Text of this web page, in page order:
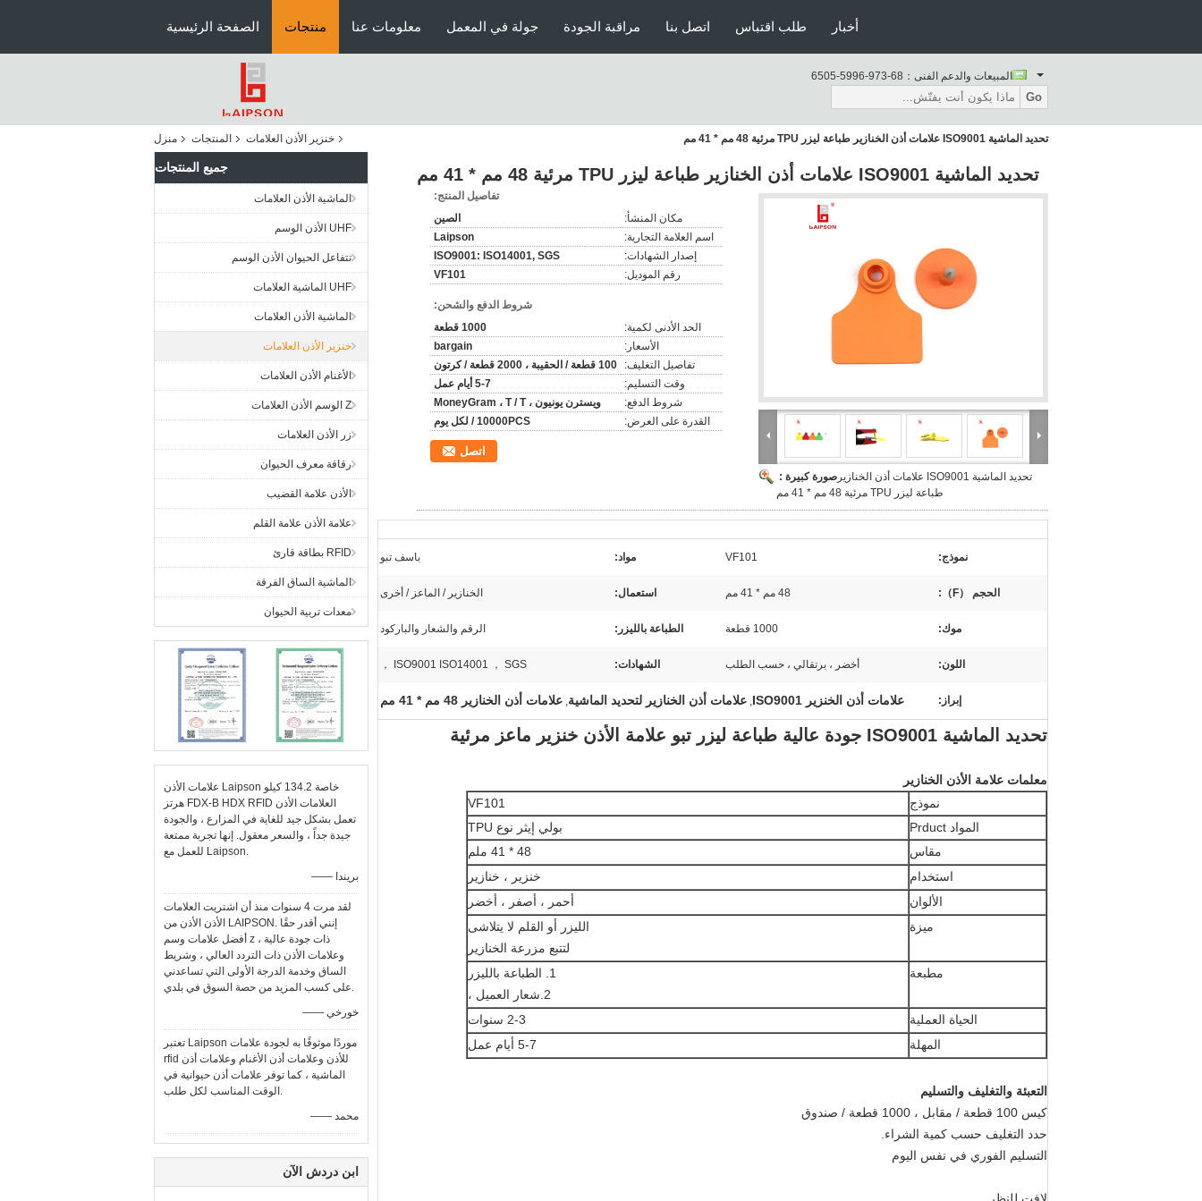
الصفحة الرئيسية منتجات معلومات عنا جولة في المعمل مراقبة الجودة اتصل بنا طلب اقتباس أخبار
المبيعات والدعم الفنى： 86-379-6995-5056
Go
منزل المنتجات خنزير الأذن العلامات تحديد الماشية ISO9001 علامات أذن الخنازير طباعة ليزر TPU مرئية 48 مم * 41 مم
جميع المنتجات
الماشية الأذن العلامات
UHF الأذن الوسم
تتفاعل الحيوان الأذن الوسم
UHF الماشية العلامات
الماشية الأذن العلامات
خنزير الأذن العلامات
الأغنام الأذن العلامات
Z الوسم الأذن العلامات
زر الأذن العلامات
رقاقة معرف الحيوان
الأذن علامة القضيب
علامة الأذن علامة القلم
RFID بطاقة قارئ
الماشية الساق الفرقة
معدات تربية الحيوان
علامات الأذن Laipson خاصة 134.2 كيلو
هرتز FDX-B HDX RFID العلامات الأذن
تعمل بشكل جيد للغاية في المزارع ، والجودة
جيدة جداً ، والسعر معقول. إنها تجربة ممتعة
للعمل مع Laipson.
—— بريندا
لقد مرت 4 سنوات منذ أن اشتريت العلامات
الأذن الأذن من LAIPSON. إنني أقدر حقًا
أفضل علامات وسم z ذات جودة عالية ،
وعلامات الأذن ذات التردد العالي ، وشريط
الساق وخدمة الدرجة الأولى التي تساعدني
على كسب المزيد من حصة السوق في بلدي.
—— خورخي
تعتبر Laipson موردًا موثوقًا به لجودة علامات
rfid للأذن وعلامات أذن الأغنام وعلامات أذن
الماشية ، كما توفر علامات أذن حيوانية في
الوقت المناسب لكل طلب.
—— محمد
ابن دردش الآن
تحديد الماشية ISO9001 علامات أذن الخنازير طباعة ليزر TPU مرئية 48 مم * 41 مم
صورة كبيرة : تحديد الماشية ISO9001 علامات أذن الخنازير
طباعة ليزر TPU مرئية 48 مم * 41 مم
تفاصيل المنتج:
مكان المنشأ:
الصين
اسم العلامة التجارية:
Laipson
إصدار الشهادات:
ISO9001: ISO14001, SGS
رقم الموديل:
VF101
شروط الدفع والشحن:
الحد الأدنى لكمية:
1000 قطعة
الأسعار:
bargain
تفاصيل التغليف:
100 قطعة / الحقيبة ، 2000 قطعة / كرتون
وقت التسليم:
5-7 أيام عمل
شروط الدفع:
ويسترن يونيون ، MoneyGram ، T / T
القدرة على العرض:
10000PCS / لكل يوم
اتصل
نموذج: VF101 مواد: باسف تبو
الحجم （F）: 48 مم * 41 مم استعمال: الخنازير / الماعز / أخرى
موك: 1000 قطعة الطباعة بالليزر: الرقم والشعار والباركود
اللون: أخضر ، برتقالي ، حسب الطلب الشهادات: ISO9001 ISO14001 ， SGS ，
إبراز: علامات أذن الخنزير ISO9001 , علامات أذن الخنازير لتحديد الماشية, علامات أذن الخنازير 48 مم * 41 مم
تحديد الماشية ISO9001 جودة عالية طباعة ليزر تبو علامة الأذن خنزير ماعز مرئية
معلمات علامة الأذن الخنازير
نموذج
VF101
المواد Prduct
بولي إيثر نوع TPU
مقاس
48 * 41 ملم
استخدام
خنزير ، خنازير
الألوان
أحمر ، أصفر ، أخضر
ميزة
الليزر أو القلم لا يتلاشى
لتتبع مزرعة الخنازير
مطبعة
1. الطباعة بالليزر
2.شعار العميل ،
الحياة العملية
2-3 سنوات
المهلة
5-7 أيام عمل
التعبئة والتغليف والتسليم
كيس 100 قطعة / مقابل ، 1000 قطعة / صندوق
حدد التغليف حسب كمية الشراء.
التسليم الفوري في نفس اليوم